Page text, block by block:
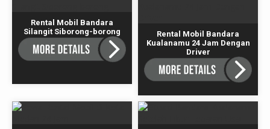
Rental Mobil Bandara
Silangit Siborong-borong
Rental Mobil Bandara
Kualanamu 24 Jam Dengan
Driver